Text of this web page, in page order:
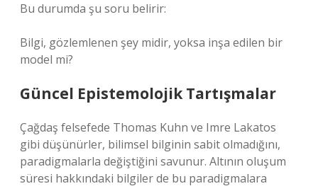
Bu durumda şu soru belirir:
Bilgi, gözlemlenen şey midir, yoksa inşa edilen bir
model mi?
Güncel Epistemolojik Tartışmalar
Çağdaş felsefede Thomas Kuhn ve Imre Lakatos
gibi düşünürler, bilimsel bilginin sabit olmadığını,
paradigmalarla değiştiğini savunur. Altının oluşum
süresi hakkındaki bilgiler de bu paradigmalara